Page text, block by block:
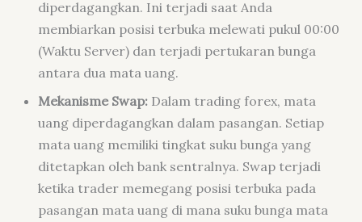
diperdagangkan. Ini terjadi saat Anda
membiarkan posisi terbuka melewati pukul 00:00
(Waktu Server) dan terjadi pertukaran bunga
antara dua mata uang.
Mekanisme Swap:Dalam trading forex, mata
uang diperdagangkan dalam pasangan. Setiap
mata uang memiliki tingkat suku bunga yang
ditetapkan oleh bank sentralnya. Swap terjadi
ketika trader memegang posisi terbuka pada
pasangan mata uang di mana suku bunga mata